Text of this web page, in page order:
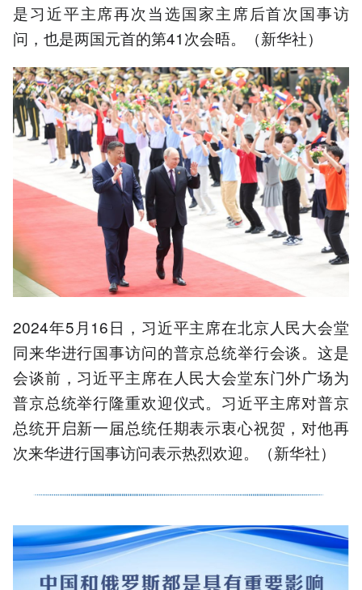
是习近平主席再次当选国家主席后首次国事访
问，也是两国元首的第41次会晤。（新华社）
2024年5月16日，习近平主席在北京人民大会堂
同来华进行国事访问的普京总统举行会谈。这是
会谈前，习近平主席在人民大会堂东门外广场为
普京总统举行隆重欢迎仪式。习近平主席对普京
总统开启新一届总统任期表示衷心祝贺，对他再
次来华进行国事访问表示热烈欢迎。（新华社）